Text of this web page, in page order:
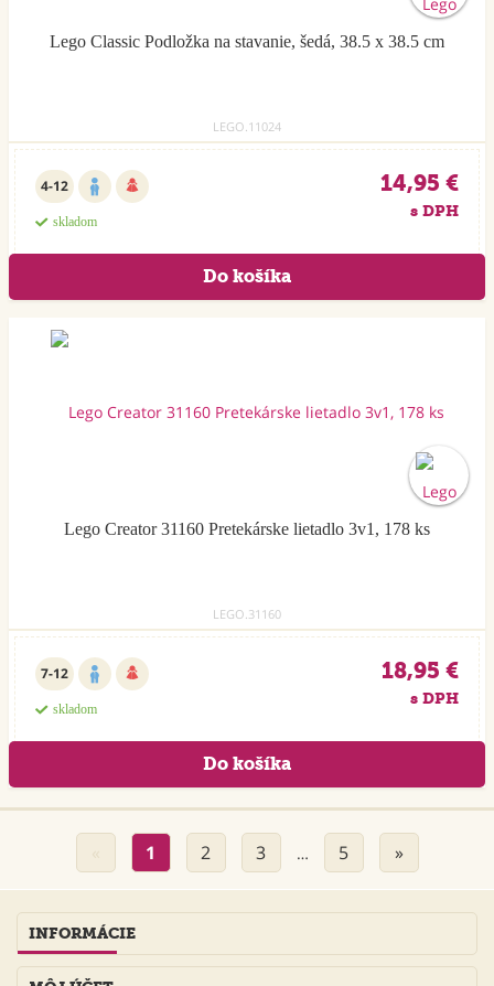
Lego Classic Podložka na stavanie, šedá, 38.5 x 38.5 cm
LEGO.11024
4-12
skladom
14,95 €
s DPH
Lego Creator 31160 Pretekárske lietadlo 3v1, 178 ks
LEGO.31160
7-12
skladom
18,95 €
s DPH
1 2 3 … 5 »
INFORMÁCIE